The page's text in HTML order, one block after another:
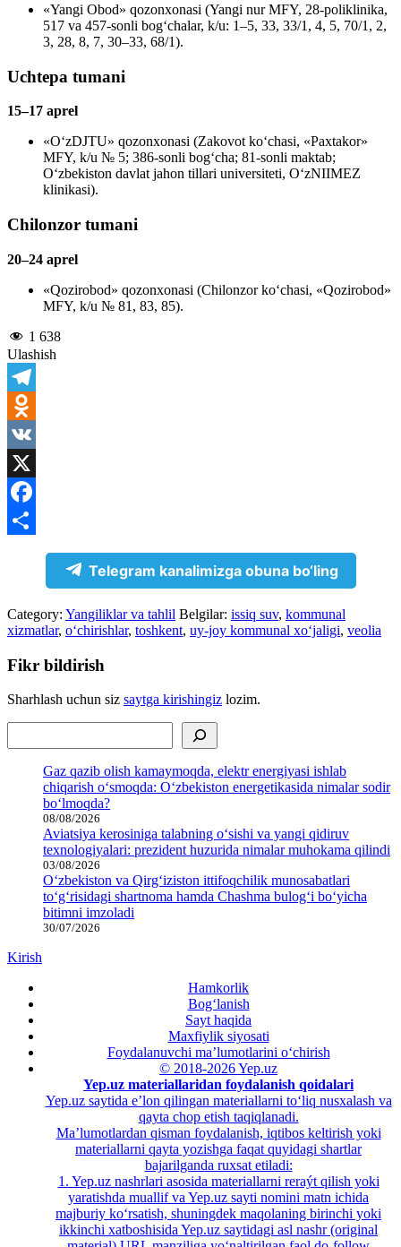
«Yangi Obod» qozonxonasi (Yangi nur MFY, 28-poliklinika,
517 va 457-sonli bog‘chalar, k/u: 1–5, 33, 33/1, 4, 5, 70/1, 2,
3, 28, 8, 7, 30–33, 68/1).
Uchtepa tumani
15–17 aprel
«O‘zDJTU» qozonxonasi (Zakovot ko‘chasi, «Paxtakor»
MFY, k/u № 5; 386-sonli bog‘cha; 81-sonli maktab;
O‘zbekiston davlat jahon tillari universiteti, O‘zNIIMEZ
klinikasi).
Chilonzor tumani
20–24 aprel
«Qozirobod» qozonxonasi (Chilonzor ko‘chasi, «Qozirobod»
MFY, k/u № 81, 83, 85).
1 638
Ulashish
Telegram
Odnoklassniki
VK
X
Facebook
Telegram kanalimizga obuna bo‘ling
Category: Yangiliklar va tahlil Belgilar: issiq suv, kommunal
xizmatlar, o‘chirishlar, toshkent, uy-joy kommunal xo‘jaligi, veolia
Fikr bildirish
Sharhlash uchun siz saytga kirishingiz lozim.
Gaz qazib olish kamaymoqda, elektr energiyasi ishlab
chiqarish o‘smoqda: O‘zbekiston energetikasida nimalar sodir
bo‘lmoqda?
08/08/2026
Aviatsiya kerosiniga talabning o‘sishi va yangi qidiruv
texnologiyalari: prezident huzurida nimalar muhokama qilindi
03/08/2026
O‘zbekiston va Qirg‘iziston ittifoqchilik munosabatlari
to‘g‘risidagi shartnoma hamda Chashma bulog‘i bo‘yicha
bitimni imzoladi
30/07/2026
Kirish
Hamkorlik
Bog‘lanish
Sayt haqida
Maxfiylik siyosati
Foydalanuvchi ma’lumotlarini o‘chirish
© 2018-2026 Yep.uz
Yep.uz materiallaridan foydalanish qoidalari
Yep.uz saytida e’lon qilingan materiallarni to‘liq nusxalash va
qayta chop etish taqiqlanadi.
Ma’lumotlardan qisman foydalanish, iqtibos keltirish yoki
materiallarni qayta yozishga faqat quyidagi shartlar
bajarilganda ruxsat etiladi:
1. Yep.uz nashrlari asosida materiallarni reraýt qilish yoki
yaratishda muallif va Yep.uz sayti nomini matn ichida
majburiy ko‘rsatish, shuningdek maqolaning birinchi yoki
ikkinchi xatboshisida Yep.uz saytidagi asl nashr (original